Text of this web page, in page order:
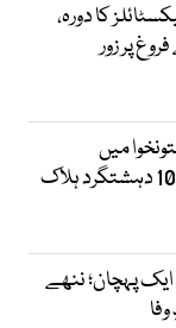
کا دورہ،
پر زور
میں
پہچان؛ ننھے